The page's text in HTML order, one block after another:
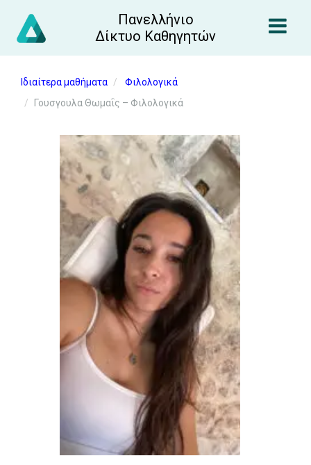
Πανελλήνιο
Δίκτυο Καθηγητών
Ιδιαίτερα μαθήματα
Φιλολογικά
Γουσγουλα Θωμαΐς – Φιλολογικά